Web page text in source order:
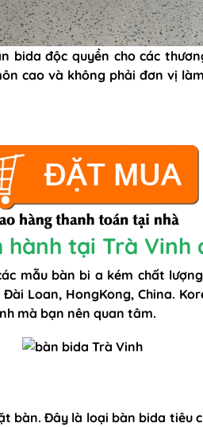
bida độc quyền cho các
cao và không phải đơn vị
tại Trà Vinh
mẫu bàn bi a kém chất
Loan, HongKong, China.
mà bạn nên quan tâm.
bàn. Đây là loại bàn bida tiêu